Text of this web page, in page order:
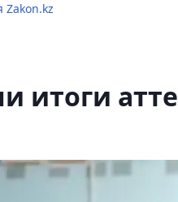
Zakon.kz
итоги